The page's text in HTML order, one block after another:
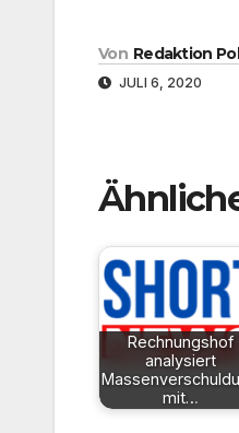
Von Redaktion
JULI 6, 2020
Rechnungshof
analysiert
mit…